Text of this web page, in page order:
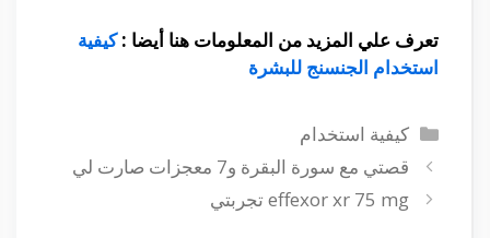
تعرف علي المزيد من المعلومات هنا أيضا :كيفية
استخدام الجنسنج للبشرة
التصنيفات
كيفية استخدام
قصتي مع سورة البقرة و7 معجزات صارت لي
effexor xr 75 mg تجربتي